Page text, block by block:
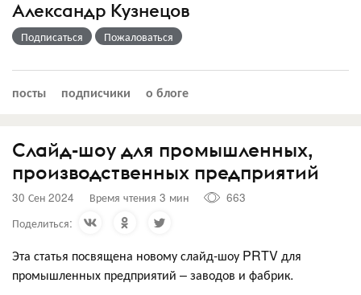
Александр Кузнецов
Подписаться Пожаловаться
посты подписчики о блоге
Слайд-шоу для промышленных,
производственных предприятий
30 Сен 2024 Время чтения 3 мин
663
Поделиться:
Эта статья посвящена новому слайд-шоу PRTV для
промышленных предприятий – заводов и фабрик.